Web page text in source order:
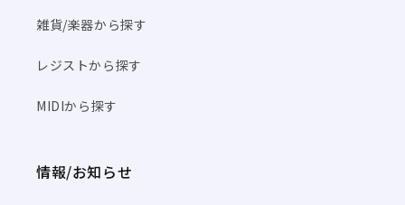
雑貨/楽器から探す
レジストから探す
MIDIから探す
情報/お知らせ